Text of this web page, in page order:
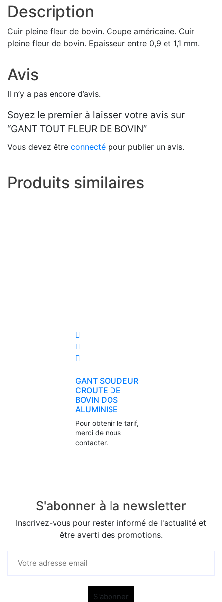
Description
Cuir pleine fleur de bovin. Coupe américaine. Cuir
pleine fleur de bovin. Epaisseur entre 0,9 et 1,1 mm.
Avis
Il n’y a pas encore d’avis.
Soyez le premier à laisser votre avis sur
“GANT TOUT FLEUR DE BOVIN”
Vous devez être connecté pour publier un avis.
Produits similaires
GANT SOUDEUR
CROUTE DE
BOVIN DOS
ALUMINISE
Pour obtenir le tarif,
merci de nous
contacter.
S'abonner à la newsletter
Inscrivez-vous pour rester informé de l'actualité et
être averti des promotions.